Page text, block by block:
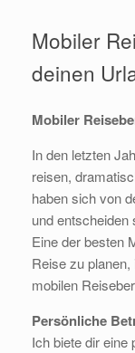
Mobiler
deinen
Mobiler
In den letzten
reisen,
haben sich von
und entscheiden
Eine der besten
Reise zu
mobilen
Persönliche
Ich biete dir eine